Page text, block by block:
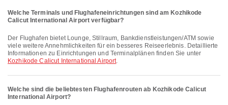
Welche Terminals und Flughafeneinrichtungen sind am Kozhikode
Calicut International Airport verfügbar?
Der Flughafen bietet Lounge, Stillraum, Bankdienstleistungen/ATM sowie
viele weitere Annehmlichkeiten für ein besseres Reiseerlebnis. Detaillierte
Informationen zu Einrichtungen und Terminalplänen finden Sie unter
Kozhikode Calicut International Airport.
Welche sind die beliebtesten Flughafenrouten ab Kozhikode Calicut
International Airport?